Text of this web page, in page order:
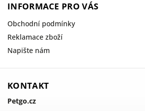
INFORMACE PRO VÁS
Obchodní podmínky
Reklamace zboží
Napište nám
KONTAKT
Petgo.cz